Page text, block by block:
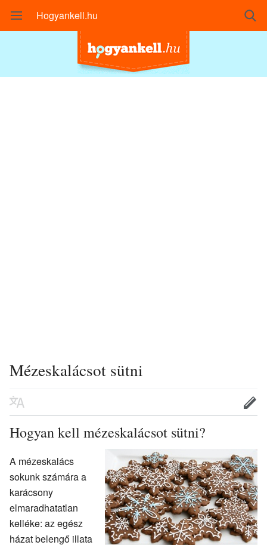
Hogyankell.hu
Mézeskalácsot sütni
Hogyan kell mézeskalácsot sütni?
A mézeskalács
sokunk számára a
karácsony
elmaradhatatlan
kelléke: az egész
házat belengő illata